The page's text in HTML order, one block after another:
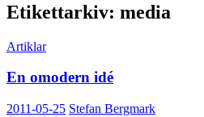
Etikettarkiv: media
Artiklar
En omodern idé
2011-05-25 Stefan Bergmark